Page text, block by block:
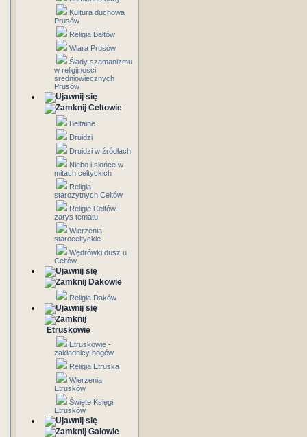
Kultura duchowa
Prusów
Religia Bałtów
Wiara Prusów
Ślady szamanizmu
w religijności
średniowiecznych
Prusów
Celtowie
Beltaine
Druidzi
Druidzi w źródłach
Niebo i słońce w
mitach celtyckich
Religia
starożytnych Celtów
Religie Celtów -
zarys tematu
Wierzenia
staroceltyckie
Wędrówki dusz u
Celtów
Dakowie
Religia Daków
Etruskowie
Etruskowie -
zakładnicy bogów
Religia Etruska
Wierzenia
Etrusków
Święte Księgi
Etrusków
Galowie